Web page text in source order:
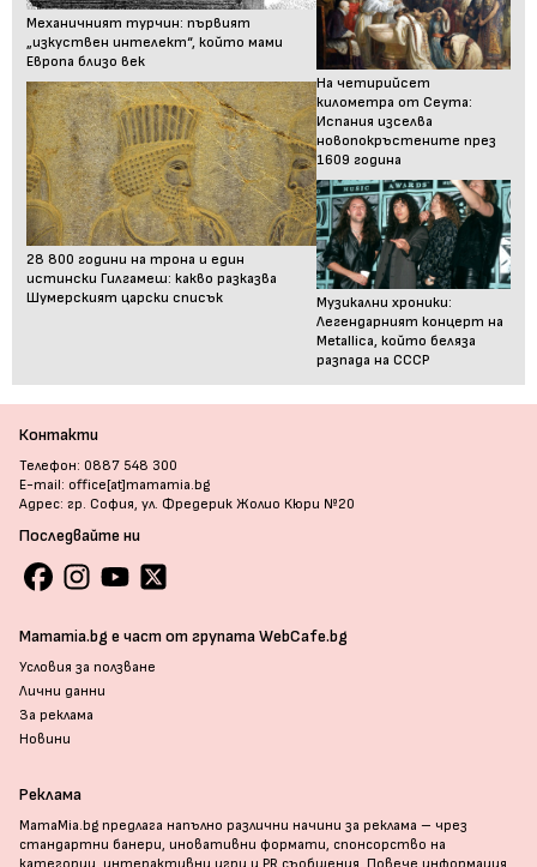
Механичният турчин: първият
„изкуствен интелект“, който мами
Европа близо век
28 800 години на трона и един
истински Гилгамеш: какво разказва
Шумерският царски списък
На четирийсет
километра от Сеута:
Испания изселва
новопокръстените през
1609 година
Музикални хроники:
Легендарният концерт на
Metallica, който беляза
разпада на СССР
Контакти
Телефон: 0887 548 300
E-mail: office[at]mamamia.bg
Адрес: гр. София, ул. Фредерик Жолио Кюри №20
Последвайте ни
Mamamia.bg е част от групата WebCafe.bg
Условия за ползване
Лични данни
За реклама
Новини
Реклама
MamaMia.bg предлага напълно различни начини за реклама – чрез
стандартни банери, иновативни формати, спонсорство на